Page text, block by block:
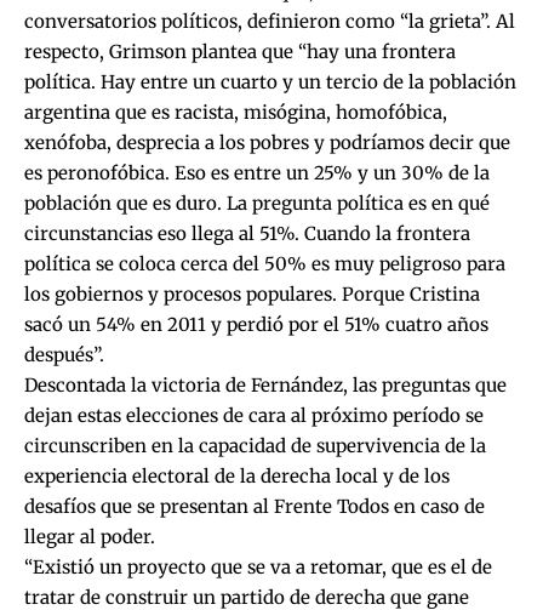
conversatorios políticos, definieron como “la grieta”. Al
respecto, Grimson plantea que “hay una frontera
política. Hay entre un cuarto y un tercio de la población
argentina que es racista, misógina, homofóbica,
xenófoba, desprecia a los pobres y podríamos decir que
es peronofóbica. Eso es entre un 25% y un 30% de la
población que es duro. La pregunta política es en qué
circunstancias eso llega al 51%. Cuando la frontera
política se coloca cerca del 50% es muy peligroso para
los gobiernos y procesos populares. Porque Cristina
sacó un 54% en 2011 y perdió por el 51% cuatro años
después”.
Descontada la victoria de Fernández, las preguntas que
dejan estas elecciones de cara al próximo período se
circunscriben en la capacidad de supervivencia de la
experiencia electoral de la derecha local y de los
desafíos que se presentan al Frente Todos en caso de
llegar al poder.
“Existió un proyecto que se va a retomar, que es el de
tratar de construir un partido de derecha que gane